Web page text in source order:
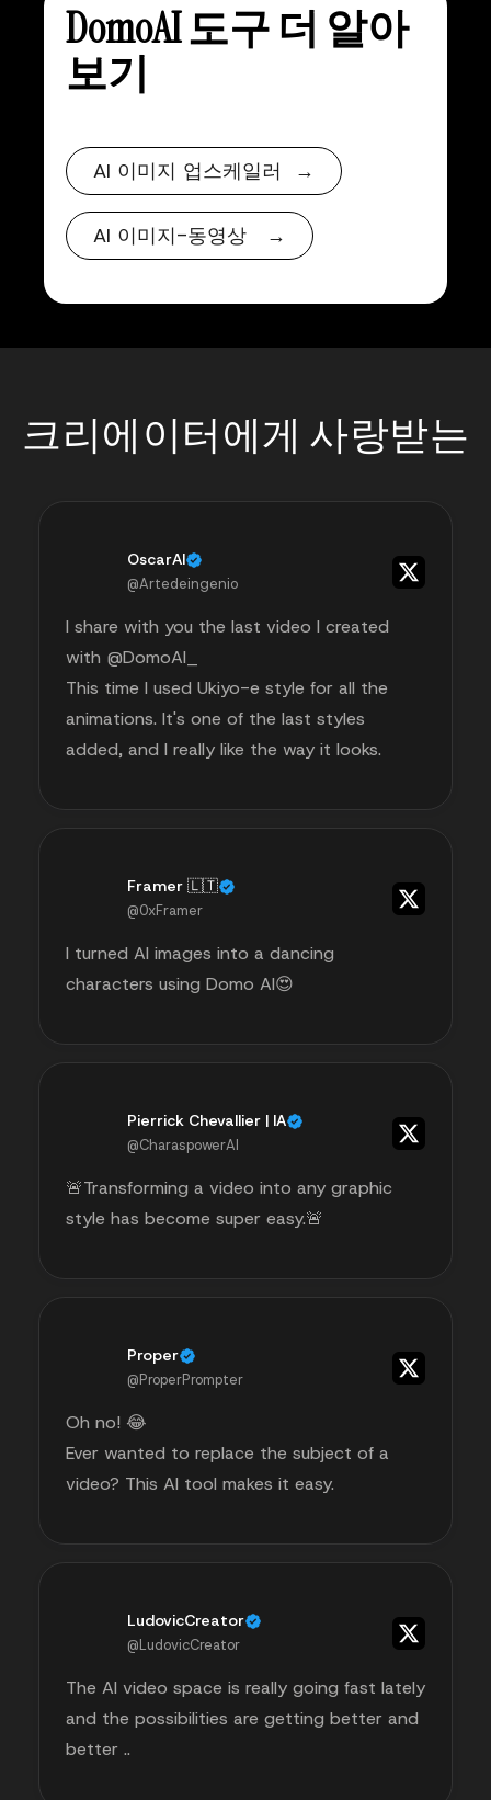
DomoAI 도구 더 알아
보기
AI 이미지 업스케일러 →
AI 이미지-동영상 →
크리에이터에게 사랑받는
OscarAI
@Artedeingenio
I share with you the last video I created
with @DomoAI_
This time I used Ukiyo-e style for all the
animations. It's one of the last styles
added, and I really like the way it looks.
Framer 🇱🇹
@0xFramer
I turned AI images into a dancing
characters using Domo AI😍
Pierrick Chevallier | IA
@CharaspowerAI
🚨Transforming a video into any graphic
style has become super easy.🚨
Proper
@ProperPrompter
Oh no! 😂
Ever wanted to replace the subject of a
video? This AI tool makes it easy.
LudovicCreator
@LudovicCreator
The AI video space is really going fast lately
and the possibilities are getting better and
better ..